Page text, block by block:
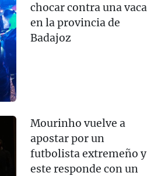
chocar contra una vaca
en la provincia de
Badajoz
Mourinho vuelve a
apostar por un
futbolista extremeño y
este responde con un